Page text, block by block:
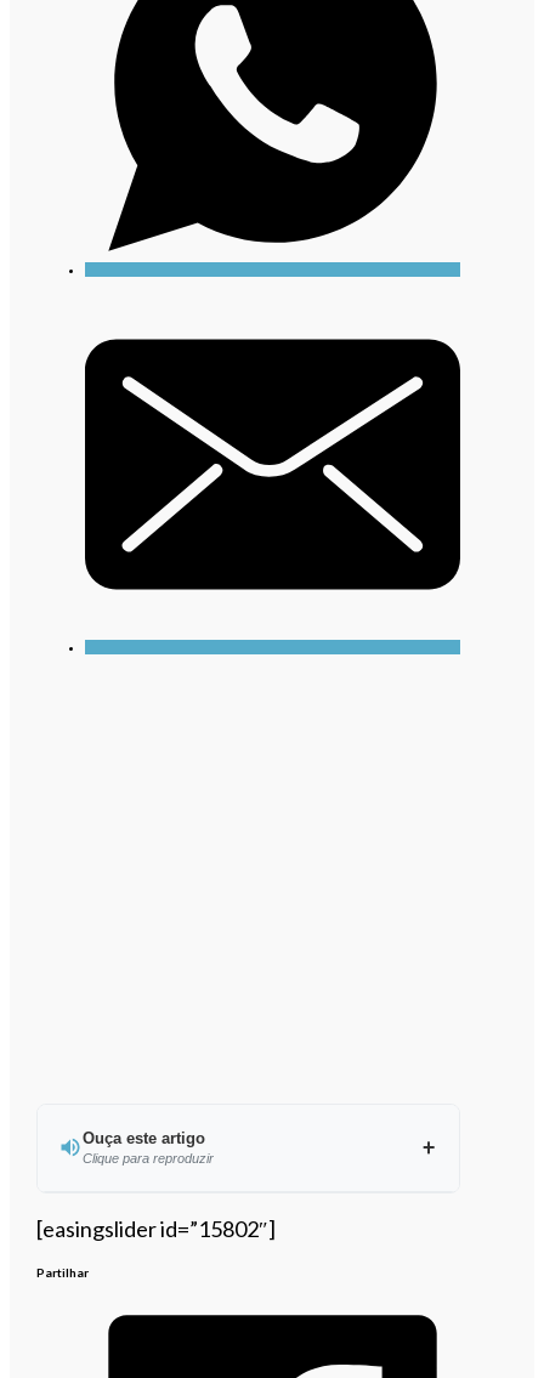
Ouça este artigo
Clique para reproduzir
Ouvir este artigo
[easingslider id=”15802″]
Partilhar